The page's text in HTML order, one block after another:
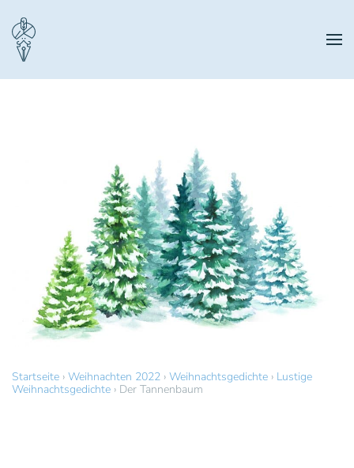
Zum Hauptinhalt springen
Startseite › Weihnachten 2022 › Weihnachtsgedichte › Lustige
Weihnachtsgedichte › Der Tannenbaum